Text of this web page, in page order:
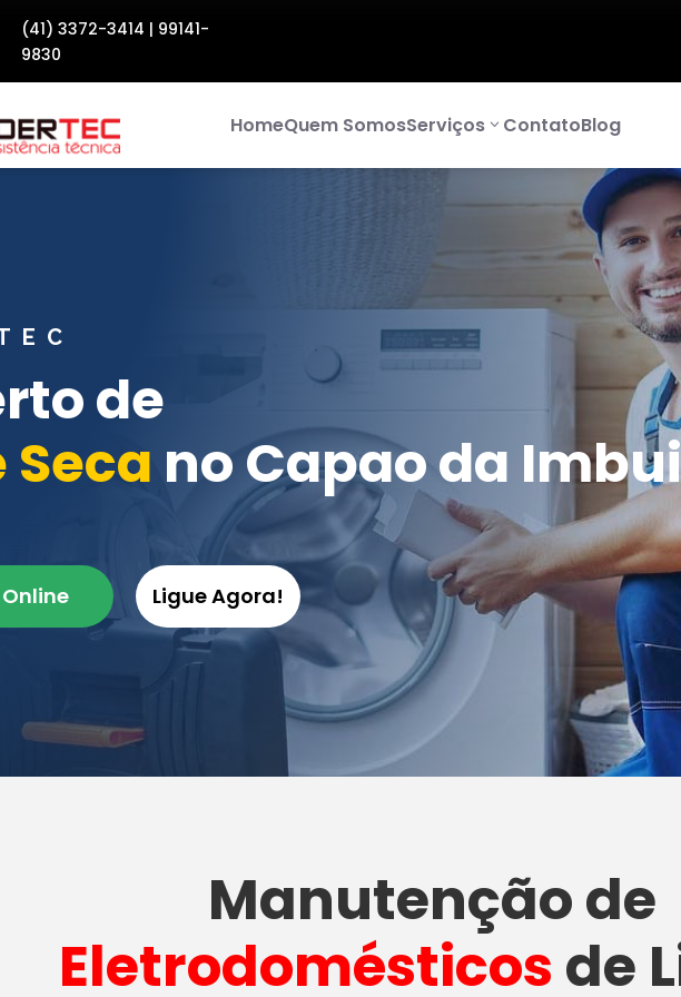
(41) 3372-3414 | 99141-
9830
HomeQuem SomosServiços ContatoBlog
de
Seca no Capao da
Ligue Agora!
Manutençãode
Eletrodomésticos de